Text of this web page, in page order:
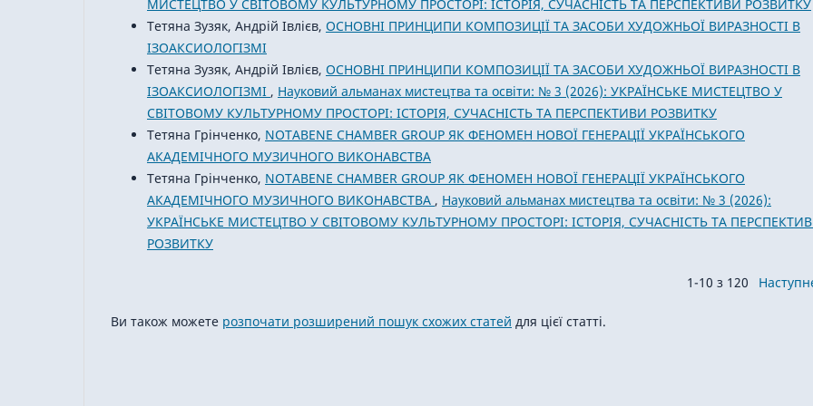
МИСТЕЦТВО У СВІТОВОМУ КУЛЬТУРНОМУ ПРОСТОРІ: ІСТОРІЯ, СУЧАСНІСТЬ ТА ПЕРСПЕКТИВИ РОЗВИТКУ
Тетяна Зузяк, Андрій Івлієв, ОСНОВНІ ПРИНЦИПИ КОМПОЗИЦІЇ ТА ЗАСОБИ ХУДОЖНЬОЇ ВИРАЗНОСТІ В
ІЗОАКСИОЛОГІЗМІ
Тетяна Зузяк, Андрій Івлієв, ОСНОВНІ ПРИНЦИПИ КОМПОЗИЦІЇ ТА ЗАСОБИ ХУДОЖНЬОЇ ВИРАЗНОСТІ В
ІЗОАКСИОЛОГІЗМІ , Науковий альманах мистецтва та освіти: № 3 (2026): УКРАЇНСЬКЕ МИСТЕЦТВО У
СВІТОВОМУ КУЛЬТУРНОМУ ПРОСТОРІ: ІСТОРІЯ, СУЧАСНІСТЬ ТА ПЕРСПЕКТИВИ РОЗВИТКУ
Тетяна Грінченко, NOTABENE CHAMBER GROUP ЯК ФЕНОМЕН НОВОЇ ГЕНЕРАЦІЇ УКРАЇНСЬКОГО
АКАДЕМІЧНОГО МУЗИЧНОГО ВИКОНАВСТВА
Тетяна Грінченко, NOTABENE CHAMBER GROUP ЯК ФЕНОМЕН НОВОЇ ГЕНЕРАЦІЇ УКРАЇНСЬКОГО
АКАДЕМІЧНОГО МУЗИЧНОГО ВИКОНАВСТВА , Науковий альманах мистецтва та освіти: № 3 (2026):
УКРАЇНСЬКЕ МИСТЕЦТВО У СВІТОВОМУ КУЛЬТУРНОМУ ПРОСТОРІ: ІСТОРІЯ, СУЧАСНІСТЬ ТА
РОЗВИТКУ
1-10 з 120
Ви також можете розпочати розширений пошук схожих статей для цієї статті.